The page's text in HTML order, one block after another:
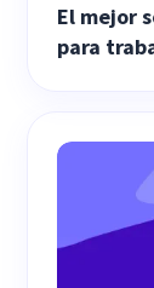
El mejor
para